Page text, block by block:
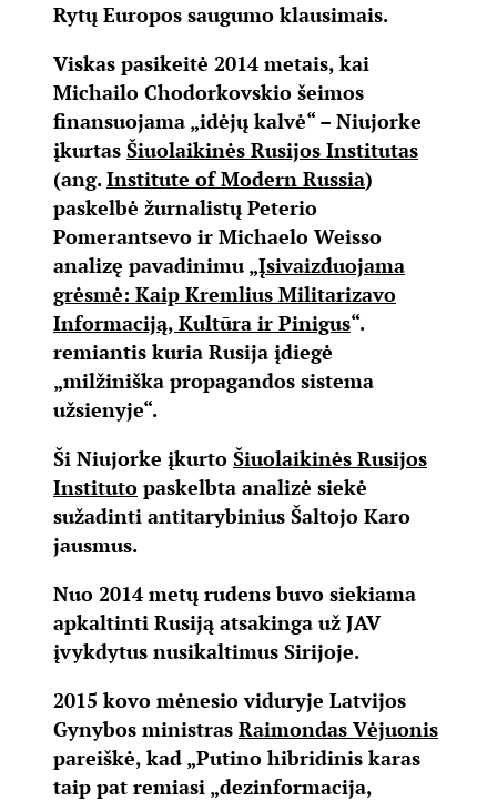
Rytų Europos saugumo klausimais.
Viskas pasikeitė 2014 metais, kai
Michailo Chodorkovskio šeimos
finansuojama „idėjų kalvė“ – Niujorke
įkurtas Šiuolaikinės Rusijos Institutas
(ang.Institute of Modern Russia)
paskelbė žurnalistų Peterio
Pomerantsevo ir Michaelo Weisso
analizę pavadinimu „Įsivaizduojama
grėsmė: Kaip Kremlius Militarizavo
Informaciją, Kultūra ir Pinigus“.
remiantis kuria Rusija įdiegė
„milžiniška propagandos sistema
užsienyje“.
Ši Niujorke įkurto Šiuolaikinės Rusijos
Instituto paskelbta analizė siekė
sužadinti antitarybinius Šaltojo Karo
jausmus.
Nuo 2014 metų rudens buvo siekiama
apkaltinti Rusiją atsakinga už JAV
įvykdytus nusikaltimus Sirijoje.
2015 kovo mėnesio viduryje Latvijos
Gynybos ministras Raimondas Vėjuonis
pareiškė, kad „Putino hibridinis karas
taip pat remiasi „dezinformacija,